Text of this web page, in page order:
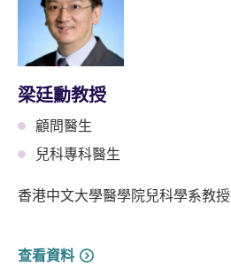
梁廷勳教授
顧問醫生
兒科專科醫生
香港中文大學醫學院兒科學系教授
查看資料